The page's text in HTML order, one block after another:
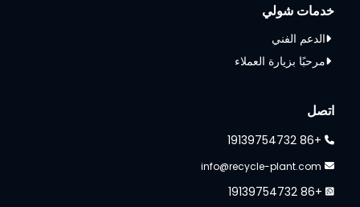
خدمات شولي
الدعم الفني
مرحبًا بزيارة العملاء
اتصل
+86 19139754732
info@recycle-plant.com
+86 19139754732